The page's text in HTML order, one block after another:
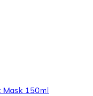
Mask 150ml